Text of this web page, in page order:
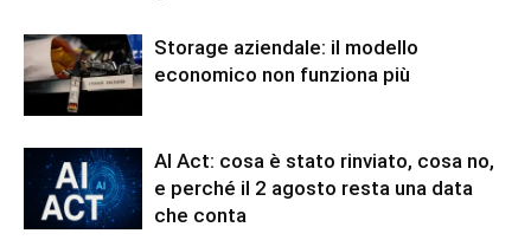
Storage aziendale: il modello
economico non funziona più
AI Act: cosa è stato rinviato, cosa no,
e perché il 2 agosto resta una data
che conta